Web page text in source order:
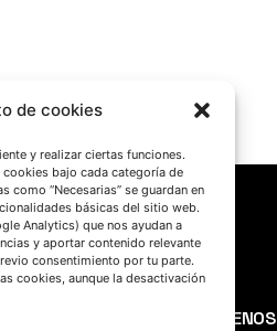
de cookies
y realizar ciertas funciones.
bajo cada categoría de
como “Necesarias” se guardan en
básicas del sitio web.
Analytics) que nos ayudan a
y aportar contenido relevante
consentimiento por tu parte.
cookies, aunque la desactivación
SÍGUENOS